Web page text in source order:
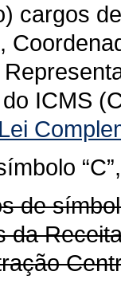
cargos
ICMS
de
da